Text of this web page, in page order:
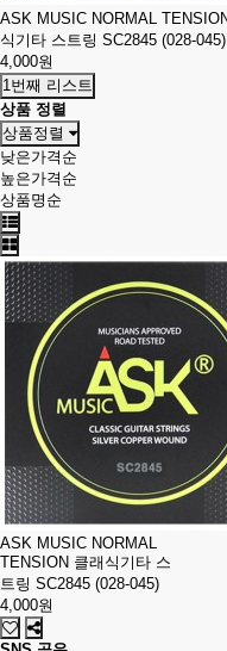
ASK MUSIC NORMAL
식기타 스트링 SC2845 (028-045)
4,000원
1번째 리스트
상품 정렬
상품정렬
낮은가격순
높은가격순
상품명순
ASK MUSIC NORMAL
TENSION 클래식기타 스
트링 SC2845 (028-045)
4,000원